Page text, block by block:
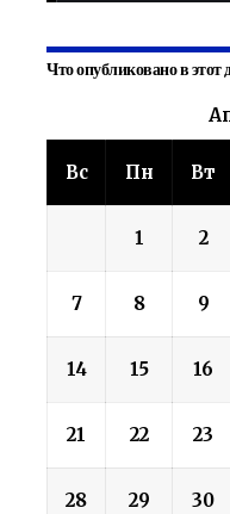
Что опубликовано в этот
Вс Пн Вт
1 2
7 8 9
14 15 16
21 22 23
28 29 30